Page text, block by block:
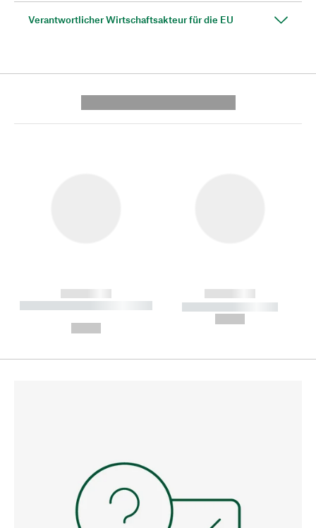
Verantwortlicher Wirtschaftsakteur für die EU
------------
----------- ----------- --------
------------
----------- -----------